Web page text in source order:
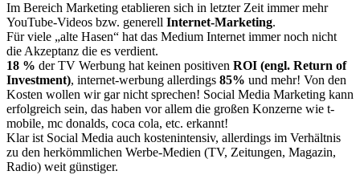
Im Bereich Marketing etablieren sich in letzter Zeit immer mehr
YouTube-Videos bzw. generell Internet-Marketing.
Für viele „alte Hasen“ hat das Medium Internet immer noch nicht
die Akzeptanz die es verdient.
18 % der TV Werbung hat keinen positiven ROI (engl. Return of
Investment), internet-werbung allerdings 85% und mehr! Von den
Kosten wollen wir gar nicht sprechen! Social Media Marketing kann
erfolgreich sein, das haben vor allem die großen Konzerne wie t-
mobile, mc donalds, coca cola, etc. erkannt!
Klar ist Social Media auch kostenintensiv, allerdings im Verhältnis
zu den herkömmlichen Werbe-Medien (TV, Zeitungen, Magazin,
Radio) weit günstiger.